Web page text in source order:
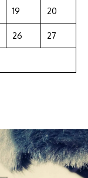
19 20
26 27